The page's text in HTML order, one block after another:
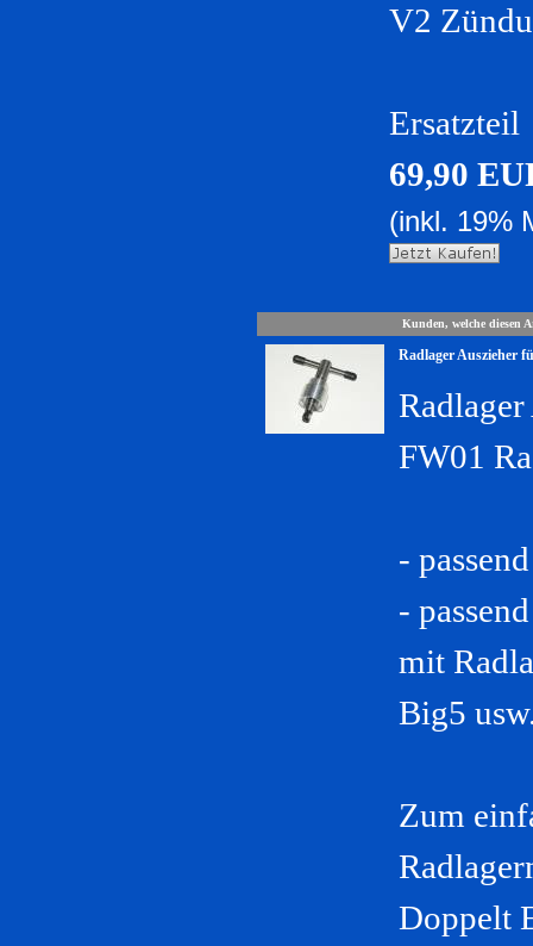
V2
Ersatzteil
69,90
(inkl. 19%
Kunden, welche diesen
Radlager Auszieher
FW01
-
-
mit
Big5
Zum
Doppelt